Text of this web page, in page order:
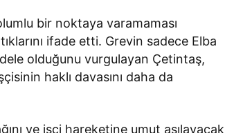
bir noktaya varamaması
ifade etti. Grevin sadece Elba
olduğunu vurgulayan Çetintaş,
haklı davasını daha da
ve işçi hareketine umut aşılayacak